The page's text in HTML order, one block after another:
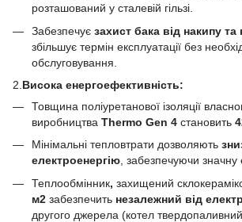
розташований у сталевій гільзі.
Забезпечує захист бака від накипу та
збільшує термін експлуатації без
обслуговування.
2. Висока енергоефективність:
Товщина поліуретанової ізоляції
виробництва Thermo Gen 4 становить
Мінімальні тепловтрати дозволяють
електроенергію, забезпечуючи значну
Теплообмінник, захищений
м2 забезпечить незалежний від
другого джерела (котел